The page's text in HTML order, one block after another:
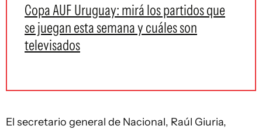
Copa AUF Uruguay: mirá los partidos que
se juegan esta semana y cuáles son
televisados
El secretario general de Nacional, Raúl Giuria,